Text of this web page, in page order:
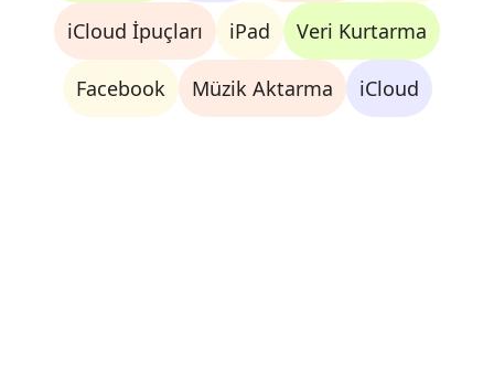
iCloud İpuçları iPad Veri Kurtarma
Facebook Müzik Aktarma iCloud